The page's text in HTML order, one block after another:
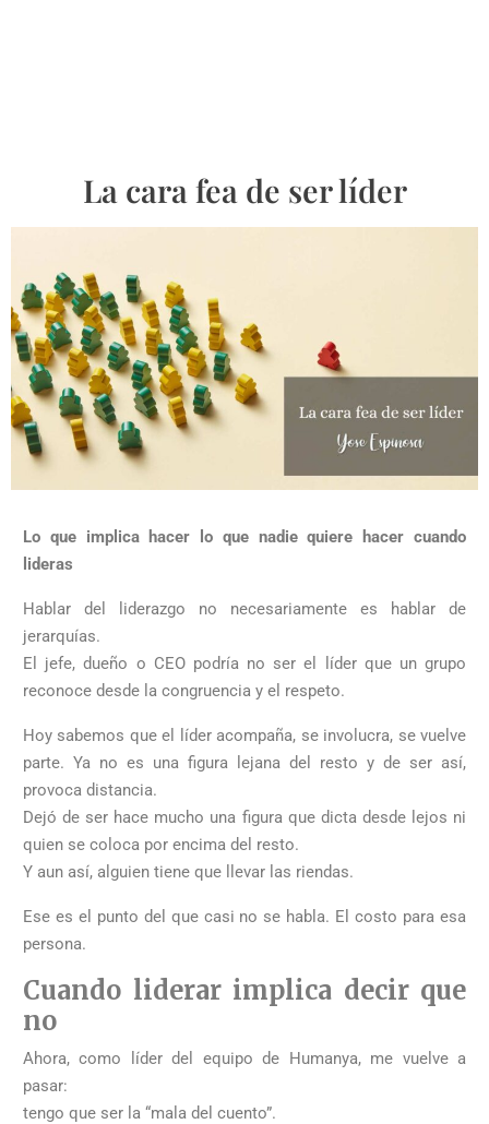
La cara fea de ser líder
Lo que implica hacer lo que nadie quiere hacer cuando
lideras
Hablar del liderazgo no necesariamente es hablar de
jerarquías.
El jefe, dueño o CEO podría no ser el líder que un grupo
reconoce desde la congruencia y el respeto.
Hoy sabemos que el líder acompaña, se involucra, se vuelve
parte. Ya no es una figura lejana del resto y de ser así,
provoca distancia.
Dejó de ser hace mucho una figura que dicta desde lejos ni
quien se coloca por encima del resto.
Y aun así, alguien tiene que llevar las riendas.
Ese es el punto del que casi no se habla. El costo para esa
persona.
Cuando liderar implica decir que
no
Ahora, como líder del equipo de Humanya, me vuelve a
pasar:
tengo que ser la “mala del cuento”.